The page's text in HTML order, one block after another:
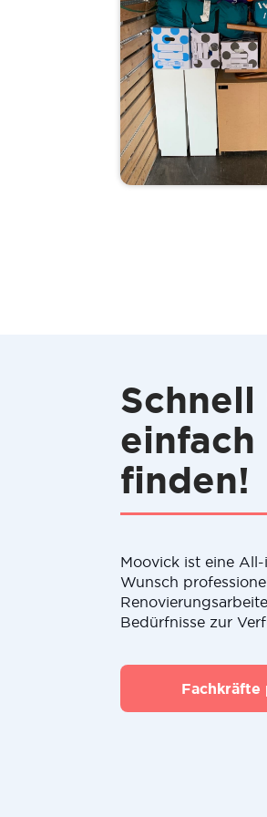
Schnell
einfach
finden!
Moovick ist eine
Wunsch
Bedürfnisse zur
Fachkräfte